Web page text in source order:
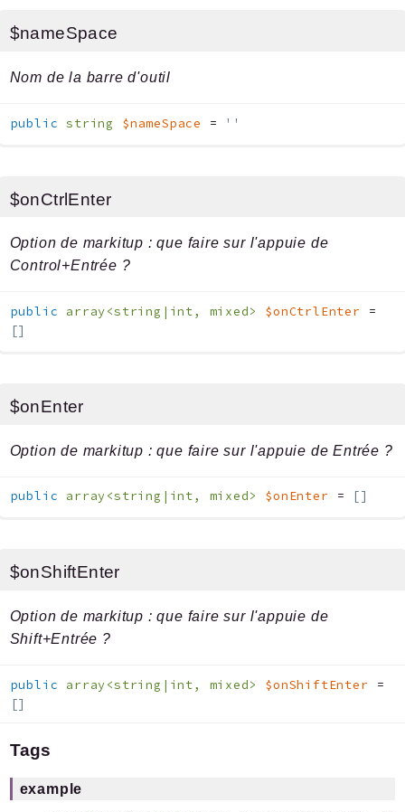
$nameSpace
Nom de la barre d'outil
public string $nameSpace = ''
$onCtrlEnter
Option de markitup : que faire sur l'appuie de
Control+Entrée ?
public array<string|int, mixed> $onCtrlEnter =
[]
$onEnter
Option de markitup : que faire sur l'appuie de Entrée ?
public array<string|int, mixed> $onEnter = []
$onShiftEnter
Option de markitup : que faire sur l'appuie de
Shift+Entrée ?
public array<string|int, mixed> $onShiftEnter =
[]
Tags
example